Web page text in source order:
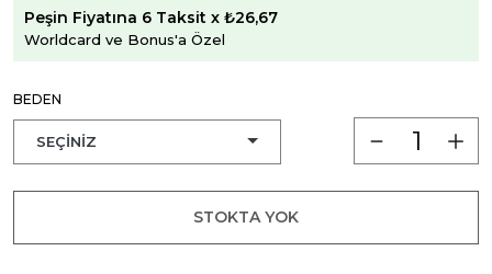
Peşin Fiyatına 6 Taksit x ₺26,67
Worldcard ve Bonus'a Özel
BEDEN
STOKTA YOK